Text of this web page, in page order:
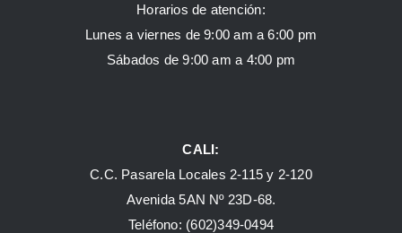
Horarios de atención:
Lunes a viernes de 9:00 am a 6:00 pm
Sábados de 9:00 am a 4:00 pm
CALI:
C.C. Pasarela Locales 2-115 y 2-120
Avenida 5AN Nº 23D-68.
Teléfono: (602)349-0494